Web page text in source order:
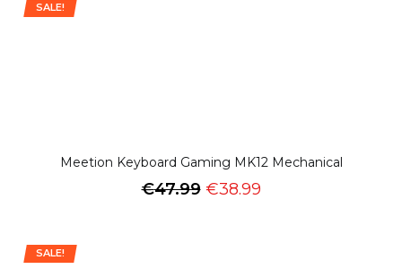
Meetion Keyboard Gaming MK12 Mechanical
€47.99 €38.99
SALE!
SALE!